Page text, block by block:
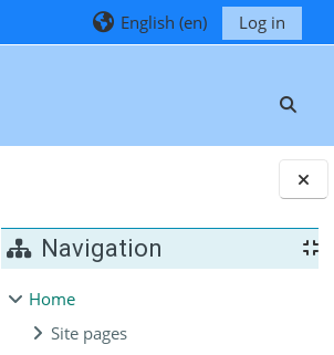
Blocks
Navigation
Home
Site pages
English ‎(en)‎ Log in